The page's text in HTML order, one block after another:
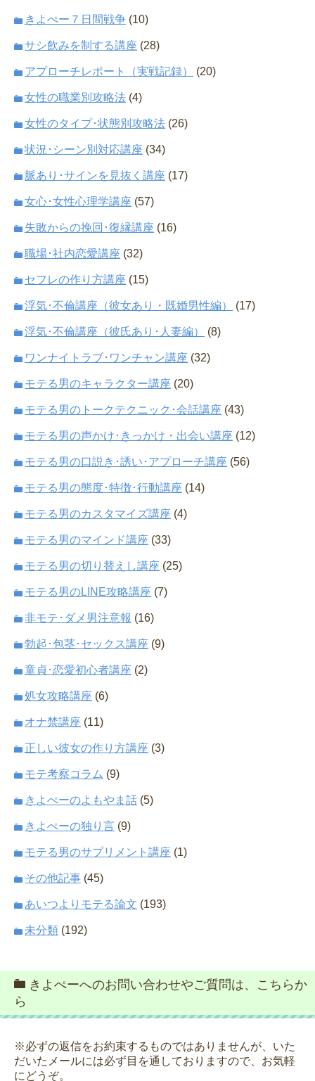
きよぺー７日間戦争 (10)
サシ飲みを制する講座 (28)
アプローチレポート（実戦記録） (20)
女性の職業別攻略法 (4)
女性のタイプ･状態別攻略法 (26)
状況･シーン別対応講座 (34)
脈あり･サインを見抜く講座 (17)
女心･女性心理学講座 (57)
失敗からの挽回･復縁講座 (16)
職場･社内恋愛講座 (32)
セフレの作り方講座 (15)
浮気･不倫講座（彼女あり・既婚男性編） (17)
浮気･不倫講座（彼氏あり･人妻編） (8)
ワンナイトラブ･ワンチャン講座 (32)
モテる男のキャラクター講座 (20)
モテる男のトークテクニック･会話講座 (43)
モテる男の声かけ･きっかけ・出会い講座 (12)
モテる男の口説き･誘い･アプローチ講座 (56)
モテる男の態度･特徴･行動講座 (14)
モテる男のカスタマイズ講座 (4)
モテる男のマインド講座 (33)
モテる男の切り替えし講座 (25)
モテる男のLINE攻略講座 (7)
非モテ･ダメ男注意報 (16)
勃起･包茎･セックス講座 (9)
童貞･恋愛初心者講座 (2)
処女攻略講座 (6)
オナ禁講座 (11)
正しい彼女の作り方講座 (3)
モテ考察コラム (9)
きよぺーのよもやま話 (5)
きよぺーの独り言 (9)
モテる男のサプリメント講座 (1)
その他記事 (45)
あいつよりモテる論文 (193)
未分類 (192)
きよぺーへのお問い合わせやご質問は、こちらか
ら
※必ずの返信をお約束するものではありませんが、いた
だいたメールには必ず目を通しておりますので、お気軽
にどうぞ。